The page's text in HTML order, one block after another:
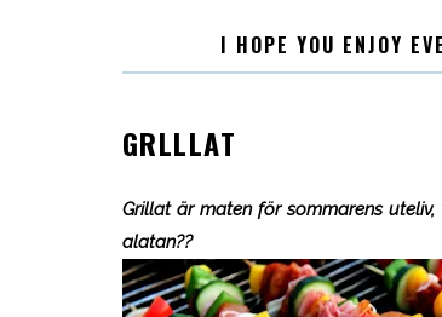
I HOPE YOU ENJOY
GRLLLAT
Grillat är maten för sommarens
alatan??